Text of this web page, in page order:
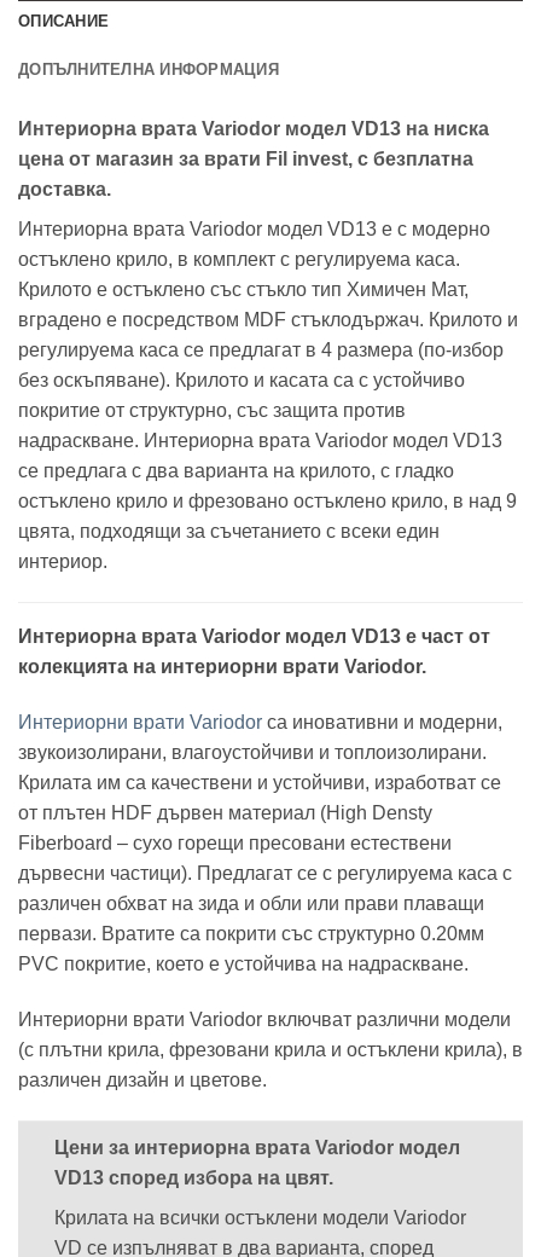
ОПИСАНИЕ
ДОПЪЛНИТЕЛНА ИНФОРМАЦИЯ
Интериорна врата Variodor модел VD13 на ниска
цена от магазин за врати Fil invest, с безплатна
доставка.
Интериорна врата Variodor модел VD13 е с модерно
остъклено крило, в комплект с регулируема каса.
Крилото е остъклено със стъкло тип Химичен Мат,
вградено е посредством MDF стъклодържач. Крилото и
регулируема каса се предлагат в 4 размера (по-избор
без оскъпяване). Крилото и касата са с устойчиво
покритие от структурно, със защита против
надраскване. Интериорна врата Variodor модел VD13
се предлага с два варианта на крилото, с гладко
остъклено крило и фрезовано остъклено крило, в над 9
цвята, подходящи за съчетанието с всеки един
интериор.
Интериорна врата Variodor модел VD13 е част от
колекцията на интериорни врати Variodor.
Интериорни врати Variodor са иновативни и модерни,
звукоизолирани, влагоустойчиви и топлоизолирани.
Крилата им са качествени и устойчиви, изработват се
от плътен HDF дървен материал (High Densty
Fiberboard – сухо горещи пресовани естествени
дървесни частици). Предлагат се с регулируема каса с
различен обхват на зида и обли или прави плаващи
первази. Вратите са покрити със структурно 0.20мм
PVC покритие, което е устойчива на надраскване.
Интериорни врати Variodor включват различни модели
(с плътни крила, фрезовани крила и остъклени крила), в
различен дизайн и цветове.
Цени за интериорна врата Variodor модел
VD13 според избора на цвят.
Крилата на всички остъклени модели Variodor
VD се изпълняват в два варианта, според